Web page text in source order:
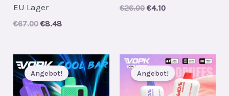
EU Lager
€67.00 Original
€67.00.
€8.48Current
€8.48.
€26.00 Original
€4.10Current
Angebot! Angebot!